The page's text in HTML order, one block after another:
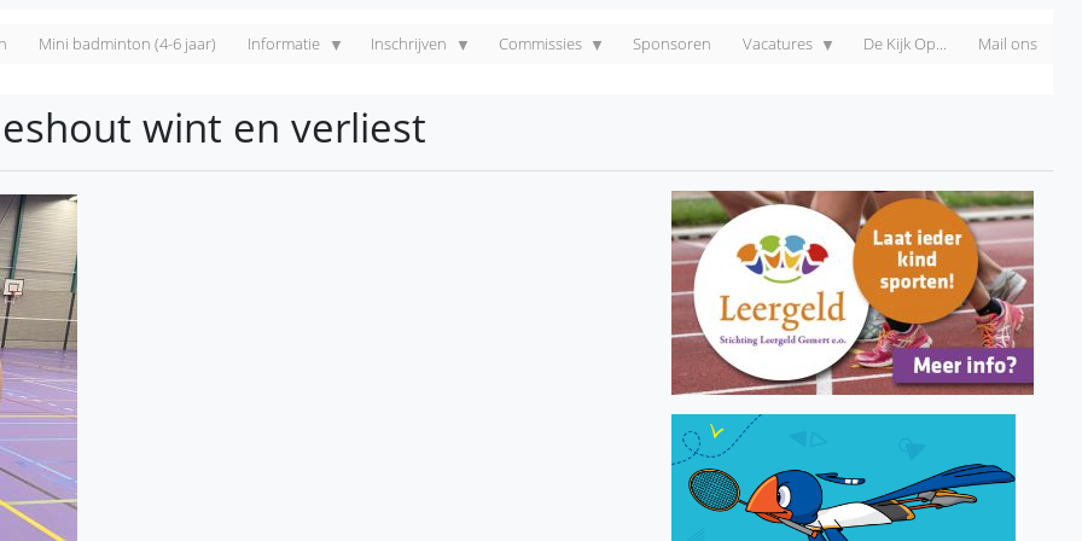
Mini badminton (4-6 jaar) Informatie Inschrijven Commissies Sponsoren Vacatures De Kijk Op... Mail ons
wint en verliest